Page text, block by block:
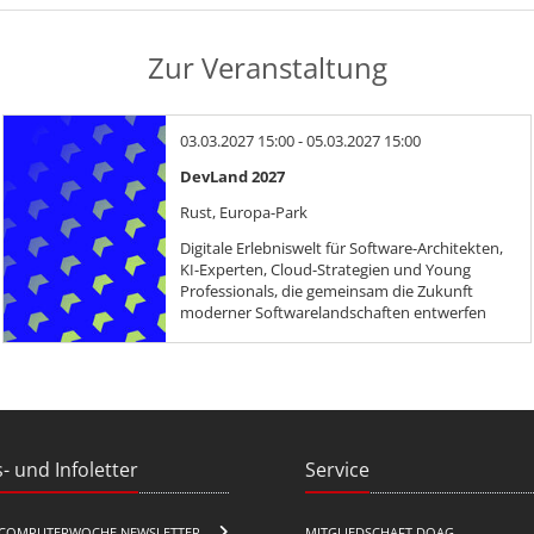
Zur Veranstaltung
03.03.2027 15:00 - 05.03.2027 15:00
DevLand 2027
Rust, Europa-Park
Digitale Erlebniswelt für Software-Architekten,
KI-Experten, Cloud-Strategien und Young
Professionals, die gemeinsam die Zukunft
moderner Softwarelandschaften entwerfen
und Infoletter Service